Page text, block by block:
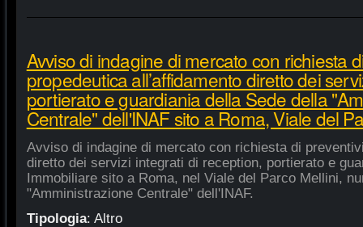
Avviso di indagine di mercato con richiesta
propedeutica all’affidamento diretto dei
portierato e guardiania della Sede della
Centrale" dell'INAF sito a Roma, Viale del
Avviso di indagine di mercato con richiesta di
diretto dei servizi integrati di reception, portierato e
Immobiliare sito a Roma, nel Viale del Parco Mellini,
"Amministrazione Centrale" dell'INAF.
Tipologia: Altro